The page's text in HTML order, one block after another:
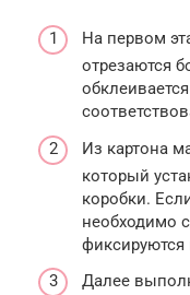
На первом
отрезаются
Из картона
который
коробки.
необходимо
Далее